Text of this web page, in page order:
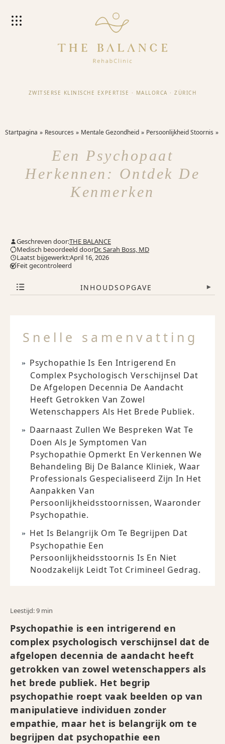
ZWITSERSE KLINISCHE EXPERTISE · MALLORCA · ZÜRICH
Startpagina Resources Mentale Gezondheid Persoonlijkheid Stoornis
Een Psychopaat
Herkennen: Ontdek De
Kenmerken
Geschreven door:THE BALANCE
Medisch beoordeeld doorDr. Sarah Boss, MD
Laatst bijgewerkt:April 16, 2026
Feit gecontroleerd
INHOUDSOPGAVE ▾
Snelle samenvatting
Psychopathie Is Een Intrigerend En
Complex Psychologisch Verschijnsel Dat
De Afgelopen Decennia De Aandacht
Heeft Getrokken Van Zowel
Wetenschappers Als Het Brede Publiek.
Daarnaast Zullen We Bespreken Wat Te
Doen Als Je Symptomen Van
Psychopathie Opmerkt En Verkennen We
Behandeling Bij De Balance Kliniek, Waar
Professionals Gespecialiseerd Zijn In Het
Aanpakken Van
Persoonlijkheidsstoornissen, Waaronder
Psychopathie.
Het Is Belangrijk Om Te Begrijpen Dat
Psychopathie Een
Persoonlijkheidsstoornis Is En Niet
Noodzakelijk Leidt Tot Crimineel Gedrag.
Leestijd: 9 min
Psychopathie is een intrigerend en
complex psychologisch verschijnsel dat de
afgelopen decennia de aandacht heeft
getrokken van zowel wetenschappers als
het brede publiek. Het begrip
psychopathie roept vaak beelden op van
manipulatieve individuen zonder
empathie, maar het is belangrijk om te
begrijpen dat psychopathie een